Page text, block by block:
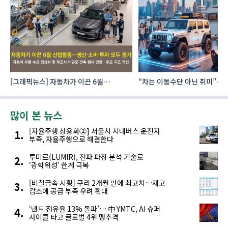
[그래픽뉴스] 자동차가 이끈 6월
“차는 이동수단 아닌 취미”…
많이 본 뉴스
[자율주행 상용화②] 서울시 시내버스 운전자
부족, 자율주행으로 해결한다
루미르(LUMIR), 전파 파장 분석 기술로
‘광학위성’ 한계 극복
[비철금속 시황] 구리 2개월 만에 최고치…재고
감소에 공급 부족 우려 확대
‘낸드 점유율 13% 돌파’… 中 YMTC, AI 슈퍼
사이클 타고 글로벌 4위 맹추격